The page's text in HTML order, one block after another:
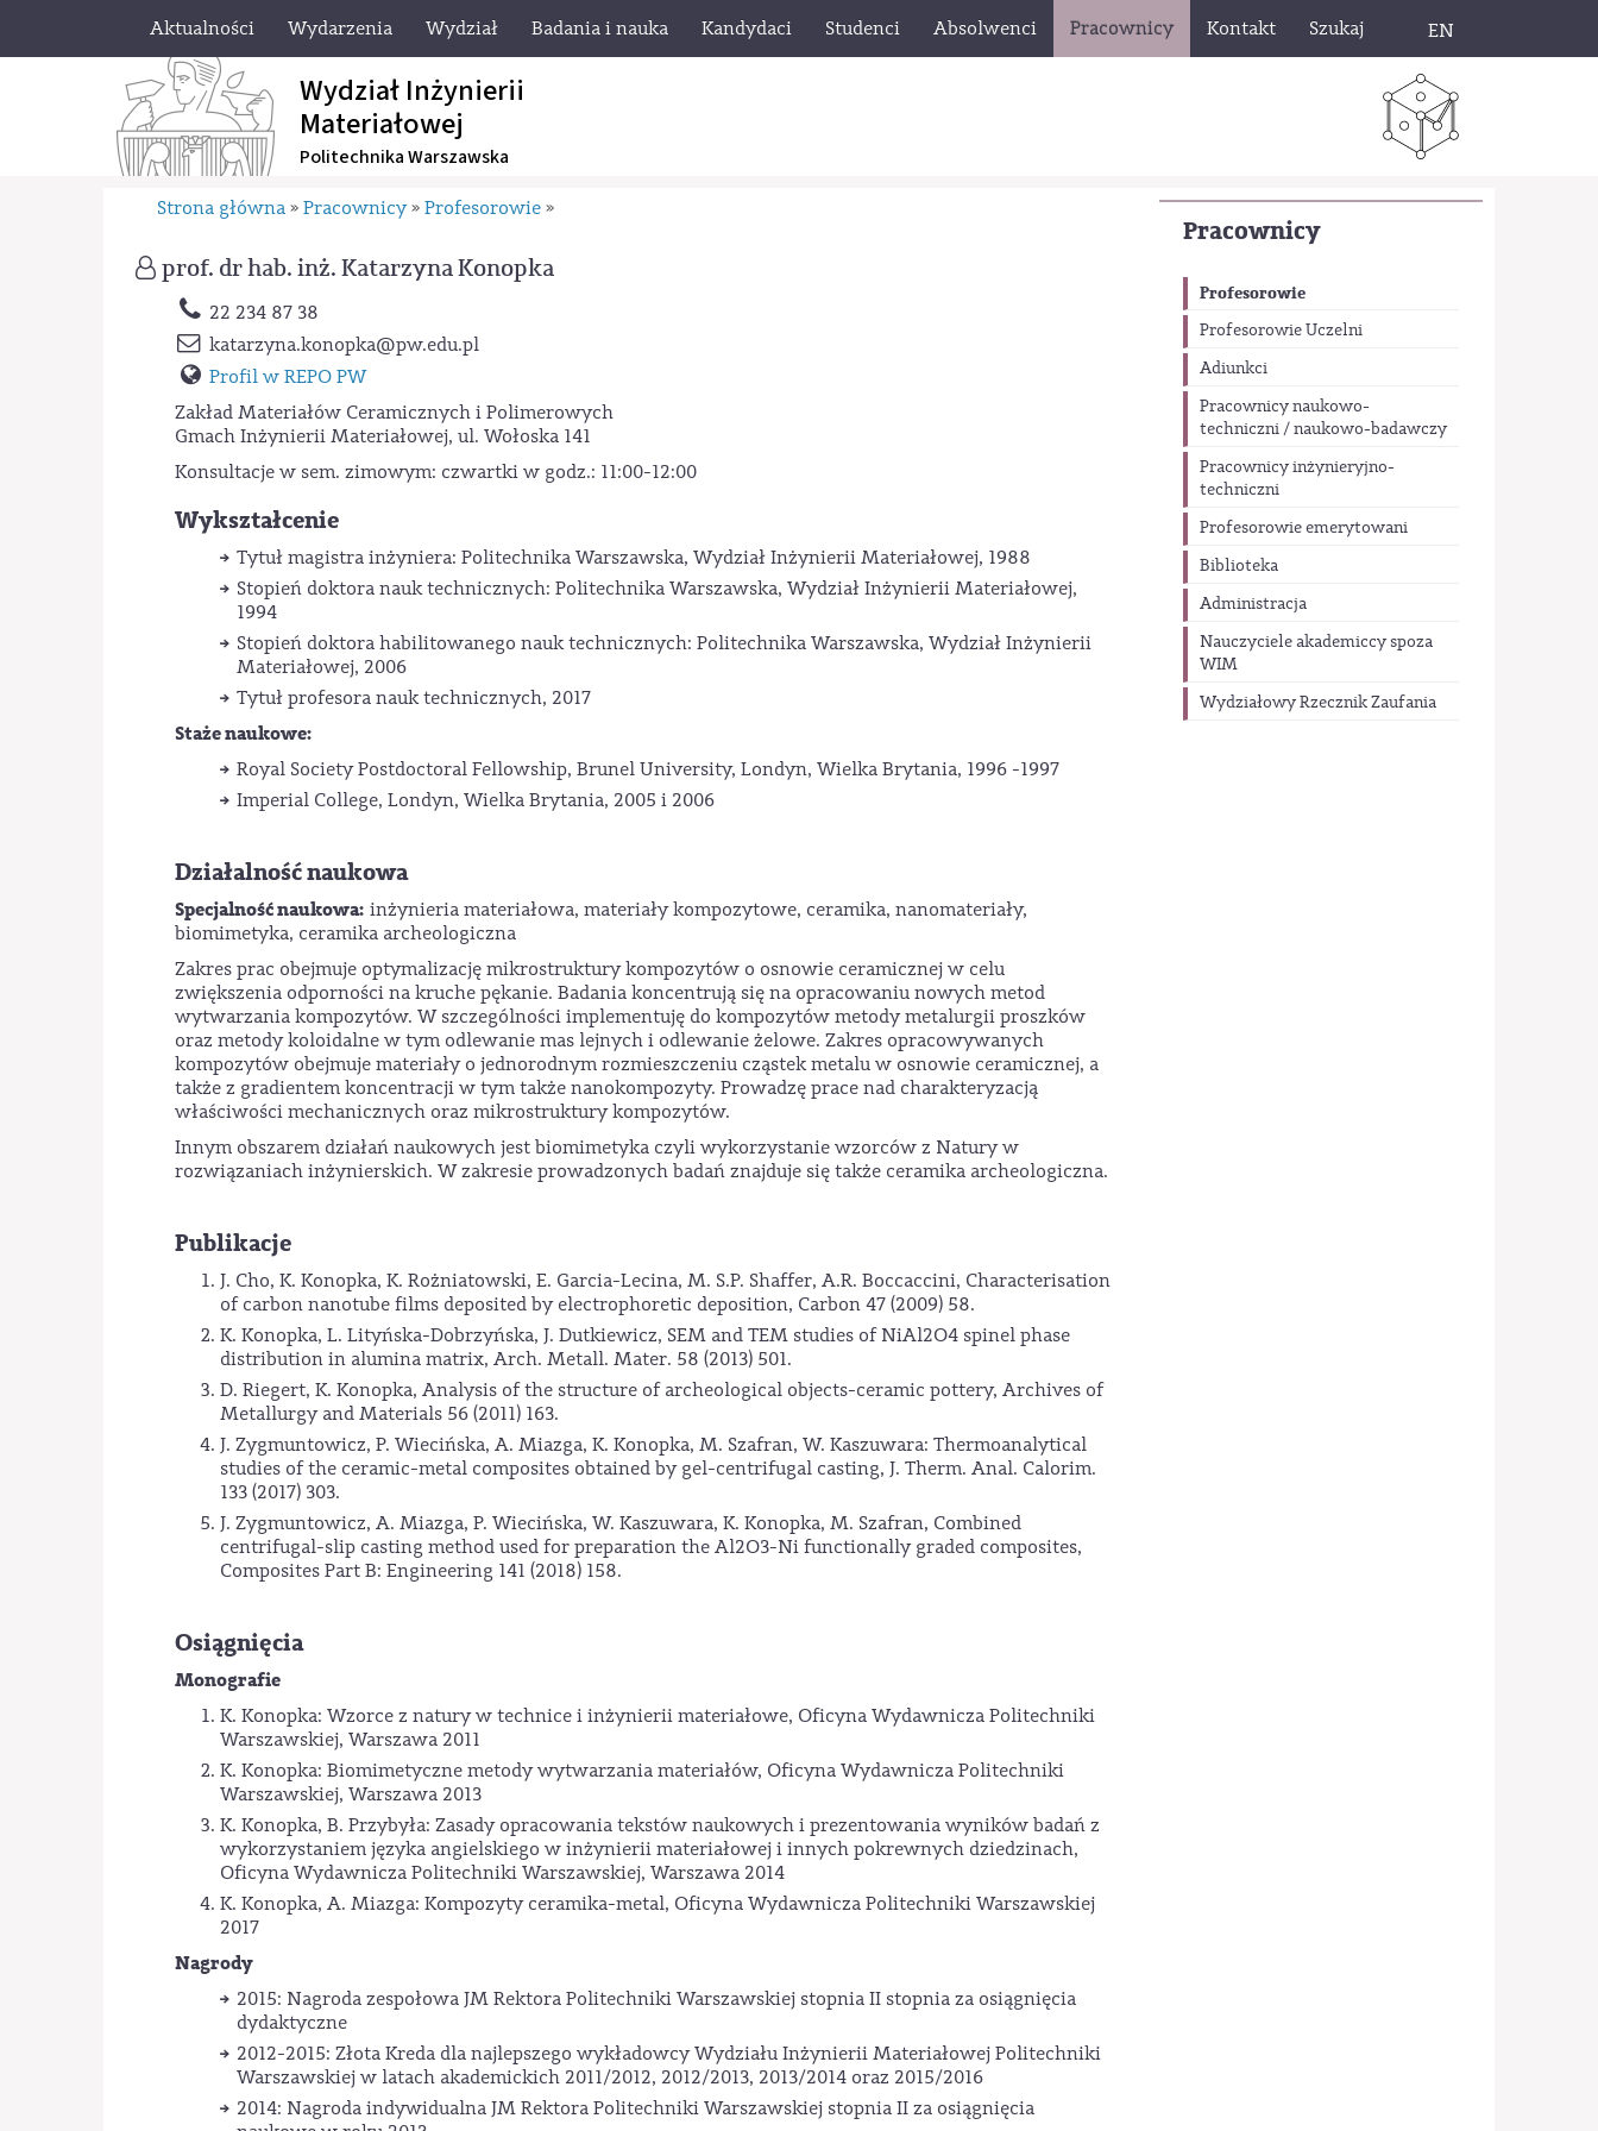
Aktualności Wydarzenia Wydział Badania i nauka Kandydaci Studenci Absolwenci Pracownicy Kontakt Szukaj EN
Wydział Inżynierii
Materiałowej
Politechnika Warszawska
Pracownicy
Profesorowie
Profesorowie Uczelni
Adiunkci
Pracownicy naukowo-
techniczni / naukowo-badawczy
Pracownicy inżynieryjno-
techniczni
Profesorowie emerytowani
Biblioteka
Administracja
Nauczyciele akademiccy spoza
WIM
Wydziałowy Rzecznik Zaufania
Strona główna » Pracownicy » Profesorowie »
prof. dr hab. inż. Katarzyna Konopka
22 234 87 38
katarzyna.konopka@pw.edu.pl
Profil w REPO PW
Zakład Materiałów Ceramicznych i Polimerowych
Gmach Inżynierii Materiałowej, ul. Wołoska 141
Konsultacje w sem. zimowym: czwartki w godz.: 11:00-12:00
Wykształcenie
Tytuł magistra inżyniera: Politechnika Warszawska, Wydział Inżynierii Materiałowej, 1988
Stopień doktora nauk technicznych: Politechnika Warszawska, Wydział Inżynierii Materiałowej,
1994
Stopień doktora habilitowanego nauk technicznych: Politechnika Warszawska, Wydział Inżynierii
Materiałowej, 2006
Tytuł profesora nauk technicznych, 2017
Staże naukowe:
Royal Society Postdoctoral Fellowship, Brunel University, Londyn, Wielka Brytania, 1996 -1997
Imperial College, Londyn, Wielka Brytania, 2005 i 2006
Działalność naukowa
Specjalność naukowa: inżynieria materiałowa, materiały kompozytowe, ceramika, nanomateriały,
biomimetyka, ceramika archeologiczna
Zakres prac obejmuje optymalizację mikrostruktury kompozytów o osnowie ceramicznej w celu
zwiększenia odporności na kruche pękanie. Badania koncentrują się na opracowaniu nowych metod
wytwarzania kompozytów. W szczególności implementuję do kompozytów metody metalurgii proszków
oraz metody koloidalne w tym odlewanie mas lejnych i odlewanie żelowe. Zakres opracowywanych
kompozytów obejmuje materiały o jednorodnym rozmieszczeniu cząstek metalu w osnowie ceramicznej, a
także z gradientem koncentracji w tym także nanokompozyty. Prowadzę prace nad charakteryzacją
właściwości mechanicznych oraz mikrostruktury kompozytów.
Innym obszarem działań naukowych jest biomimetyka czyli wykorzystanie wzorców z Natury w
rozwiązaniach inżynierskich. W zakresie prowadzonych badań znajduje się także ceramika archeologiczna.
Publikacje
J. Cho, K. Konopka, K. Rożniatowski, E. Garcia-Lecina, M. S.P. Shaffer, A.R. Boccaccini, Characterisation
of carbon nanotube films deposited by electrophoretic deposition, Carbon 47 (2009) 58.
K. Konopka, L. Lityńska-Dobrzyńska, J. Dutkiewicz, SEM and TEM studies of NiAl2O4 spinel phase
distribution in alumina matrix, Arch. Metall. Mater. 58 (2013) 501.
D. Riegert, K. Konopka, Analysis of the structure of archeological objects-ceramic pottery, Archives of
Metallurgy and Materials 56 (2011) 163.
J. Zygmuntowicz, P. Wiecińska, A. Miazga, K. Konopka, M. Szafran, W. Kaszuwara: Thermoanalytical
studies of the ceramic-metal composites obtained by gel-centrifugal casting, J. Therm. Anal. Calorim.
133 (2017) 303.
J. Zygmuntowicz, A. Miazga, P. Wiecińska, W. Kaszuwara, K. Konopka, M. Szafran, Combined
centrifugal-slip casting method used for preparation the Al2O3-Ni functionally graded composites,
Composites Part B: Engineering 141 (2018) 158.
Osiągnięcia
Monografie
K. Konopka: Wzorce z natury w technice i inżynierii materiałowe, Oficyna Wydawnicza Politechniki
Warszawskiej, Warszawa 2011
K. Konopka: Biomimetyczne metody wytwarzania materiałów, Oficyna Wydawnicza Politechniki
Warszawskiej, Warszawa 2013
K. Konopka, B. Przybyła: Zasady opracowania tekstów naukowych i prezentowania wyników badań z
wykorzystaniem języka angielskiego w inżynierii materiałowej i innych pokrewnych dziedzinach,
Oficyna Wydawnicza Politechniki Warszawskiej, Warszawa 2014
K. Konopka, A. Miazga: Kompozyty ceramika-metal, Oficyna Wydawnicza Politechniki Warszawskiej
2017
Nagrody
2015: Nagroda zespołowa JM Rektora Politechniki Warszawskiej stopnia II stopnia za osiągnięcia
dydaktyczne
2012-2015: Złota Kreda dla najlepszego wykładowcy Wydziału Inżynierii Materiałowej Politechniki
Warszawskiej w latach akademickich 2011/2012, 2012/2013, 2013/2014 oraz 2015/2016
2014: Nagroda indywidualna JM Rektora Politechniki Warszawskiej stopnia II za osiągnięcia